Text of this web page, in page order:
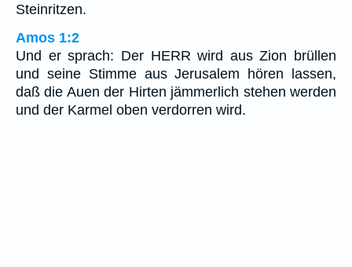
Steinritzen.
Amos 1:2
Und er sprach: Der HERR wird aus Zion brüllen
und seine Stimme aus Jerusalem hören lassen,
daß die Auen der Hirten jämmerlich stehen werden
und der Karmel oben verdorren wird.